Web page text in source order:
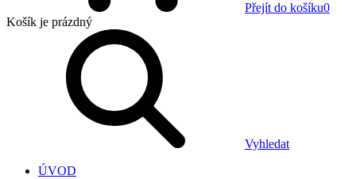
Přejít do košíku0
Košík je prázdný
Vyhledat
ÚVOD